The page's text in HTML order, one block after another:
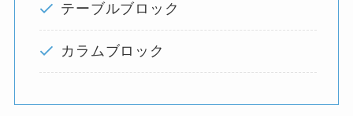
テーブルブロック
カラムブロック